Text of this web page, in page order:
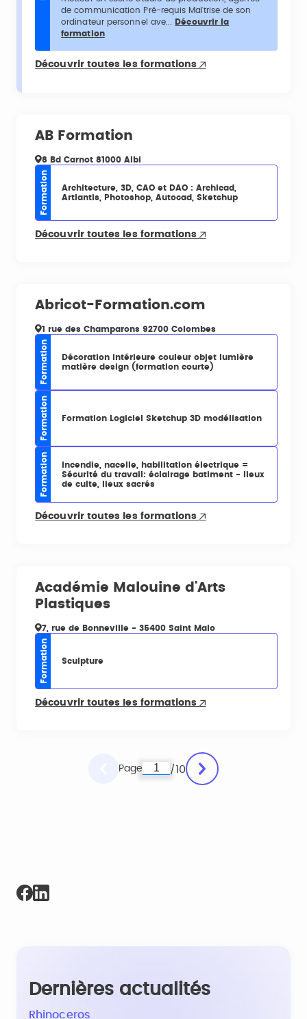
de communication Pré-requis Maîtrise de son
ordinateur personnel ave...
Découvrir la
formation
Découvrir toutes les formations
AB Formation
8 Bd Carnot 81000 Albi
Formation
Architecture, 3D, CAO et DAO : Archicad,
Artlantis, Photoshop, Autocad, Sketchup
Découvrir toutes les formations
Abricot-Formation.com
1 rue des Champarons 92700 Colombes
Formation
Décoration intérieure couleur objet lumière
matière design (formation courte)
Formation Formation Logiciel Sketchup 3D modélisation
Formation
Incendie, nacelle, habilitation électrique =
Sécurité du travail: éclairage batiment - lieux
de culte, lieux sacrés
Découvrir toutes les formations
Académie Malouine d'Arts
Plastiques
7, rue de Bonneville - 35400 Saint Malo
Formation Sculpture
Découvrir toutes les formations
Page /10
Dernières actualités
Rhinoceros